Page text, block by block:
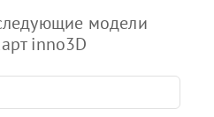
модели
inno3D